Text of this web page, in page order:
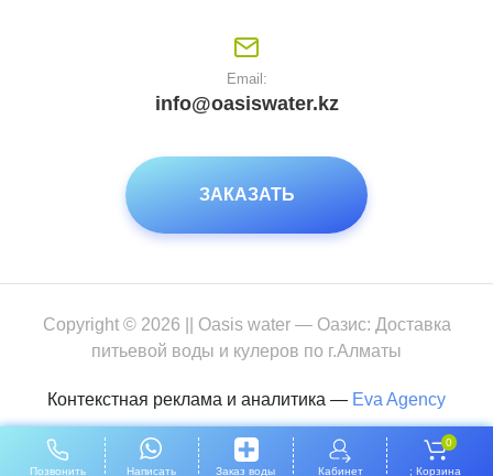
Позвонить Написать Заказ воды Кабинет
0
; Корзина
Email:
info@oasiswater.kz
ЗАКАЗАТЬ
Copyright © 2026 || Oasis water — Оазис: Доставка
питьевой воды и кулеров по г.Алматы
Контекстная реклама и аналитика — Eva Agency